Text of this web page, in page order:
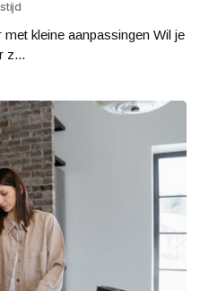
kleine aanpassingen Wil je
z...